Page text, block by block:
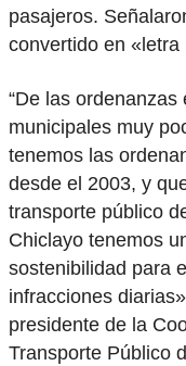
pasajeros.
convertido en «letra
“De las
municipales muy
tenemos las
desde el 2003, y
transporte público
Chiclayo tenemos
sostenibilidad para
infracciones
presidente de la
Transporte Público